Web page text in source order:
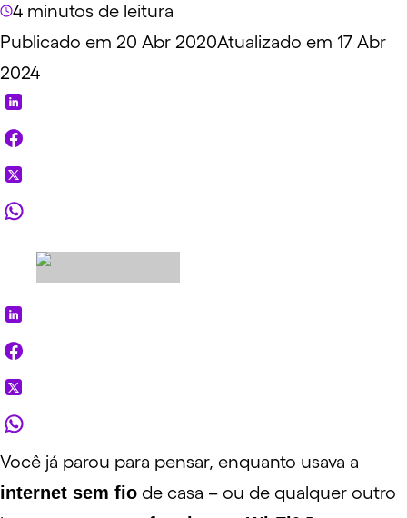
4 minutos de leitura
Publicado em 20 Abr 2020Atualizado em 17 Abr
2024
Você já parou para pensar, enquanto usava a
internet sem fio de casa – ou de qualquer outro